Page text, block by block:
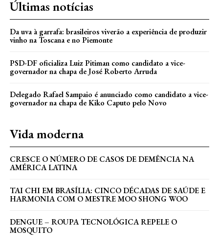
Últimas notícias
Da uva à garrafa: brasileiros viverão a experiência de produzir
vinho na Toscana e no Piemonte
PSD-DF oficializa Luiz Pitiman como candidato a vice-
governador na chapa de José Roberto Arruda
Delegado Rafael Sampaio é anunciado como candidato a vice-
governador na chapa de Kiko Caputo pelo Novo
Vida moderna
CRESCE O NÚMERO DE CASOS DE DEMÊNCIA NA
AMÉRICA LATINA
TAI CHI EM BRASÍLIA: CINCO DÉCADAS DE SAÚDE E
HARMONIA COM O MESTRE MOO SHONG WOO
DENGUE – ROUPA TECNOLÓGICA REPELE O
MOSQUITO